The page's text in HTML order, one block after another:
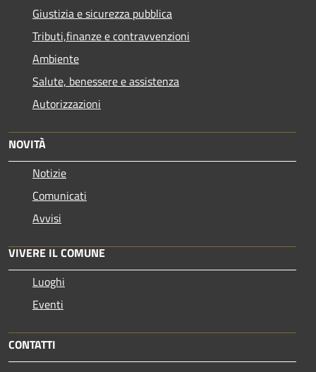
Giustizia e sicurezza pubblica
Tributi,finanze e contravvenzioni
Ambiente
Salute, benessere e assistenza
Autorizzazioni
NOVITÀ
Notizie
Comunicati
Avvisi
VIVERE IL COMUNE
Luoghi
Eventi
CONTATTI